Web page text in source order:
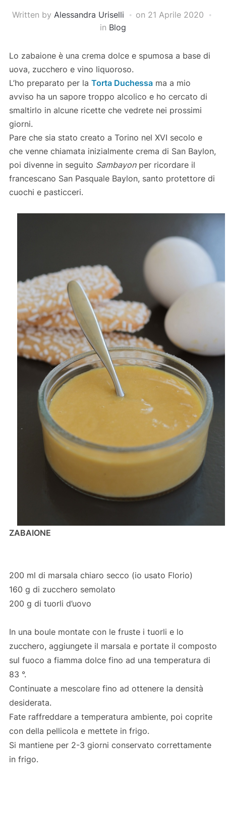
Written by Alessandra Uriselli on 21 Aprile 2020
in Blog
Lo zabaione è una crema dolce e spumosa a base di
uova, zucchero e vino liquoroso.
L’ho preparato per la Torta Duchessama a mio
avviso ha un sapore troppo alcolico e ho cercato di
smaltirlo in alcune ricette che vedrete nei prossimi
giorni.
Pare che sia stato creato a Torino nel XVI secolo e
che venne chiamata inizialmente crema di San Baylon,
poi divenne in seguito Sambayonper ricordare il
francescano San Pasquale Baylon, santo protettore di
cuochi e pasticceri.
ZABAIONE
200 ml di marsala chiaro secco (io usato Florio)
160 g di zucchero semolato
200 g di tuorli d’uovo
In una boule montate con le fruste i tuorli e lo
zucchero, aggiungete il marsala e portate il composto
sul fuoco a fiamma dolce fino ad una temperatura di
83 °.
Continuate a mescolare fino ad ottenere la densità
desiderata.
Fate raffreddare a temperatura ambiente, poi coprite
con della pellicola e mettete in frigo.
Si mantiene per 2-3 giorni conservato correttamente
in frigo.